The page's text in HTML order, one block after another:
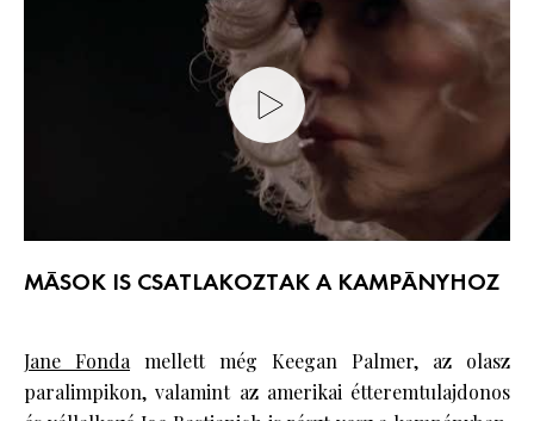
MÁSOK IS CSATLAKOZTAK A KAMPÁNYHOZ
Jane Fonda mellett még Keegan Palmer, az olasz
paralimpikon, valamint az amerikai étteremtulajdonos